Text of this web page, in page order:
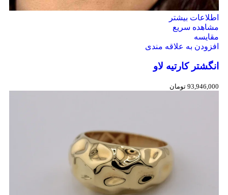
اطلاعات بیشتر
مشاهده سریع
مقایسه
افزودن به علاقه مندی
انگشتر کارتیه لاو
93,946,000 تومان